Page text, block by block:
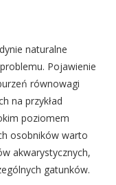
naturalne
Pojawienie
równowagi
na przykład
poziomem
osobników warto
akwarystycznych,
gatunków.